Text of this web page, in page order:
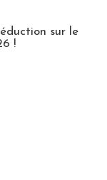
sur le
!